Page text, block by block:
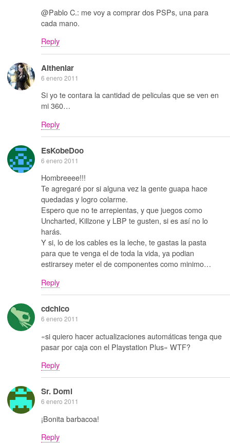
@Pablo C.: me voy a comprar dos PSPs, una para
cada mano.
Reply
Altheniar
6 enero 2011
Si yo te contara la cantidad de peliculas que se ven en
mi 360…
Reply
EsKobeDoo
6 enero 2011
Hombreeee!!!
Te agregaré por si alguna vez la gente guapa hace
quedadas y logro colarme.
Espero que no te arrepientas, y que juegos como
Uncharted, Killzone y LBP te gusten, si es así no lo
harás.
Y si, lo de los cables es la leche, te gastas la pasta
para que te venga el de toda la vida, ya podian
estirarsey meter el de componentes como minimo…
Reply
cdchico
6 enero 2011
«si quiero hacer actualizaciones automáticas tenga que
pasar por caja con el Playstation Plus» WTF?
Reply
Sr. Domi
6 enero 2011
¡Bonita barbacoa!
Reply